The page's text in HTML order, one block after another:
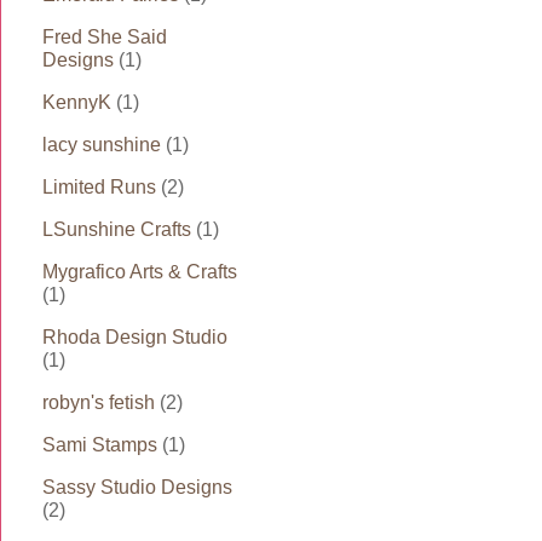
Fred She Said
Designs (1)
KennyK (1)
lacy sunshine (1)
Limited Runs (2)
LSunshine Crafts (1)
Mygrafico Arts & Crafts
(1)
Rhoda Design Studio
(1)
robyn's fetish (2)
Sami Stamps (1)
Sassy Studio Designs
(2)